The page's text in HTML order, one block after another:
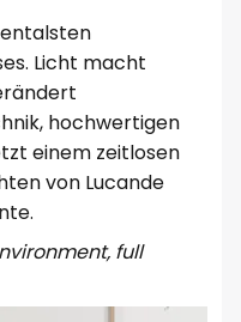
Licht macht
hochwertigen
einem zeitlosen
von Lucande
full